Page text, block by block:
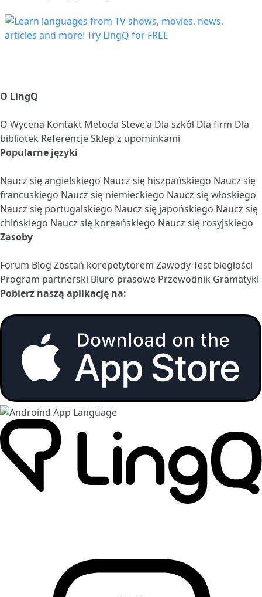
O LingQ
O Wycena Kontakt Metoda Steve'a Dla szkół Dla firm Dla
bibliotek ReferencjeSklep z upominkami
Popularne języki
Naucz się angielskiego Naucz się hiszpańskiego Naucz się
francuskiego Naucz się niemieckiego Naucz się włoskiego
Naucz się portugalskiego Naucz się japońskiego Naucz się
chińskiego Naucz się koreańskiego Naucz się rosyjskiego
Zasoby
Forum Blog Zostań korepetytorem ZawodyTest biegłości
Program partnerski Biuro prasowe Przewodnik Gramatyki
Pobierz naszą aplikację na: